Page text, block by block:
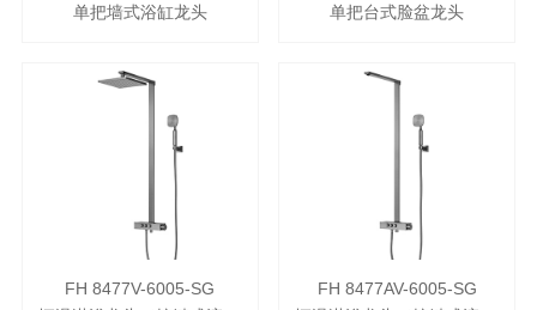
单把墙式浴缸龙头
单把台式脸盆龙头
FH 8477V-6005-SG
FH 8477AV-6005-SG